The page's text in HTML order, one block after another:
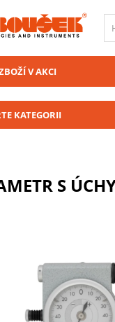
V AKCI
KATEGORII
S